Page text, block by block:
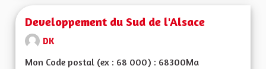
Developpement du Sud de l'Alsace
DK
Mon Code postal (ex : 68 000) : 68300Ma